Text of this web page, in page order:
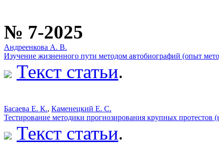
№ 7-2025
Андреенкова А. В.
Изучение жизненного пути методом автобиографий (опыт
Текст статьи.
Басаева Е. К., Каменецкий Е. С.
Тестирование методики прогнозирования крупных
Текст статьи.